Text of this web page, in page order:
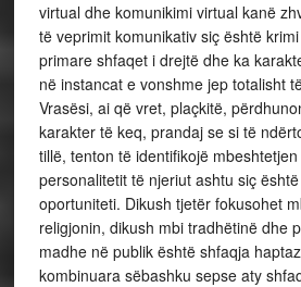
virtual dhe komunikimi virtual kanë
të veprimit komunikativ siç është
primare shfaqet i drejtë dhe ka
në instancat e vonshme jep totalisht
Vrasësi, ai që vret, plaçkitë,
karakter të keq, prandaj se si të
tillë, tenton të identifikojë
personalitetit të njeriut ashtu siç
oportuniteti. Dikush tjetër fokusohet
religjonin, dikush mbi tradhëtinë dhe
madhe në publik është shfaqja
kombinuara sëbashku sepse aty